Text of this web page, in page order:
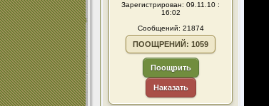
Зарегистрирован: 09.11.10 :
16:02
Сообщений: 21874
ПООЩРЕНИЙ: 1059
Поощрить
Наказать